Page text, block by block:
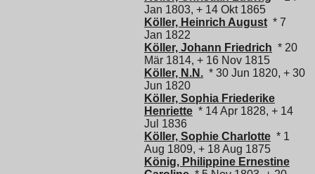
Jan 1803, + 14 Okt 1865
Köller, Heinrich August * 7
Jan 1822
Köller, Johann Friedrich * 20
Mär 1814, + 16 Nov 1815
Köller, N.N. * 30 Jun 1820, + 30
Jun 1820
Köller, Sophia Friederike
Henriette * 14 Apr 1828, + 14
Jul 1836
Köller, Sophie Charlotte * 1
Aug 1809, + 18 Aug 1875
König, Philippine Ernestine